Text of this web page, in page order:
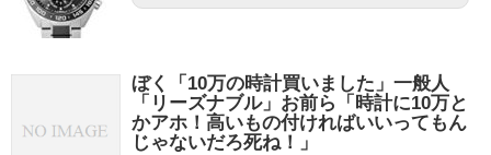
ぼく「10万の時計買いました」一般人
「リーズナブル」お前ら「時計に10万と
かアホ！高いもの付ければいいってもん
じゃないだろ死ね！」